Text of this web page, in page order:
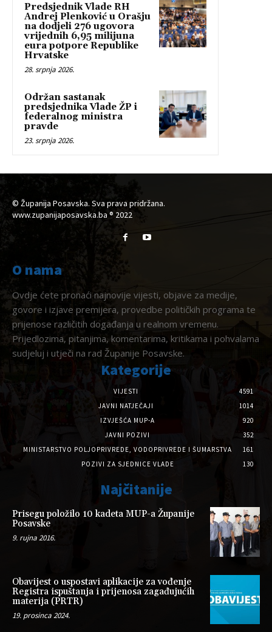
Predsjednik Vlade RH
Andrej Plenković u Orašju
na dodjeli 276 ugovora
vrijednih 6,95 milijuna
eura potpore Republike
Hrvatske
28. srpnja 2026.
Održan sastanak
predsjednika Vlade ŽP i
federalnog ministra
pravde
23. srpnja 2026.
© Županija Posavska. Sva prava pridržana.
www.zupanijaposavska.ba ® 2022
O nama
Ovdje ćete pronaći najnovije vijesti, objave za medije,
govore i izjave premijera, provedbe političkih programa te
prijenose različitih događanja u realnom vremenu.
Prijedlozima, pitanjima, komentarima, kritikama i pohvalama
sudjeluj i utječi na rad Županije Posavske.
Kategorije
VIJESTI
4591
JAVNI NATJEČAJI
1014
IZVJEŠĆA MUP-A
920
JAVNI POZIVI
352
MINISTARSTVO POLJOPRIVREDE, VODOPRIVREDE I ŠUMARSTVA
161
POZIVI ZA SJEDNICE VLADE
130
Najčitanije
Prisegu položilo 10 kadeta MUP-a Županije
Posavske
9. rujna 2016.
Obavijest o uspostavi aplikacije za vođenje
Registra ispuštanja i prijenosa zagađujućih
materija (PRTR)
19. prosinca 2024.